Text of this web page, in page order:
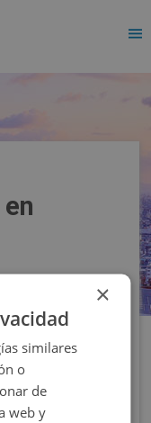
×
similares
o
de
web y